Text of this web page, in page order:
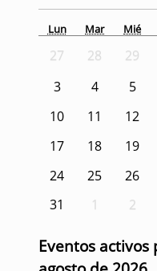
Lun Mar Mié
27 28 29
3
4 5
10
11 12
17
18 19
24
25 26
31
1 2
Eventos